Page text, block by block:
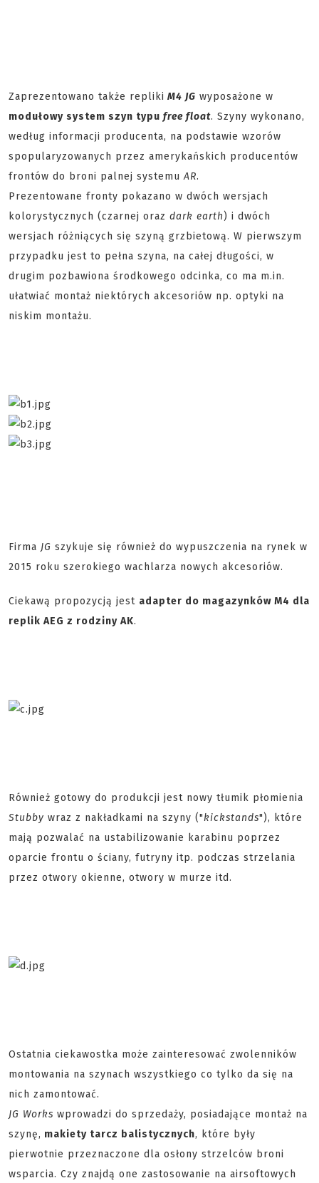
Zaprezentowano także repliki M4 JG wyposażone w
modułowy system szyn typu free float. Szyny wykonano,
według informacji producenta, na podstawie wzorów
spopularyzowanych przez amerykańskich producentów
frontów do broni palnej systemuAR.
Prezentowane fronty pokazano w dwóch wersjach
kolorystycznych (czarnej oraz dark earth) i dwóch
wersjach różniących się szyną grzbietową. W pierwszym
przypadku jest to pełna szyna, na całej długości, w
drugim pozbawiona środkowego odcinka, co ma m.in.
ułatwiać montaż niektórych akcesoriów np. optyki na
niskim montażu.
Firma JG szykuje się również do wypuszczenia na rynek w
2015 roku szerokiego wachlarza nowych akcesoriów.
Ciekawą propozycją jest adapter do magazynków M4 dla
replik AEG z rodziny AK.
Również gotowy do produkcji jest nowy tłumik płomienia
Stubby wraz z nakładkami na szyny ("kickstands"), które
mają pozwalać na ustabilizowanie karabinu poprzez
oparcie frontu o ściany, futryny itp. podczas strzelania
przez otwory okienne, otwory w murze itd.
Ostatnia ciekawostka może zainteresować zwolenników
montowania na szynach wszystkiego co tylko da się na
nich zamontować.
JG Works wprowadzi do sprzedaży, posiadające montaż na
szynę, makiety tarcz balistycznych, które były
pierwotnie przeznaczone dla osłony strzelców broni
wsparcia. Czy znajdą one zastosowanie na airsoftowych